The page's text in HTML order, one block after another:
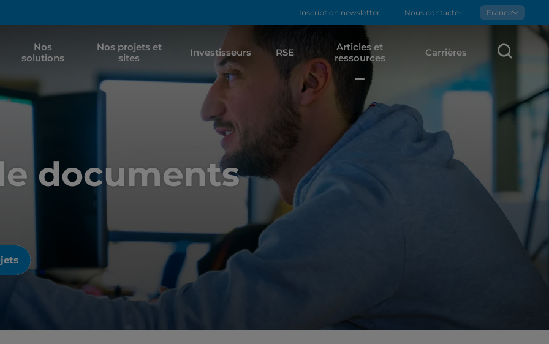
Inscription newsletter Nous contacter Boralex
France
Nos
solutions
Nos projets et
sites
Investisseurs RSE
Articles et
ressources
Carrières
documents